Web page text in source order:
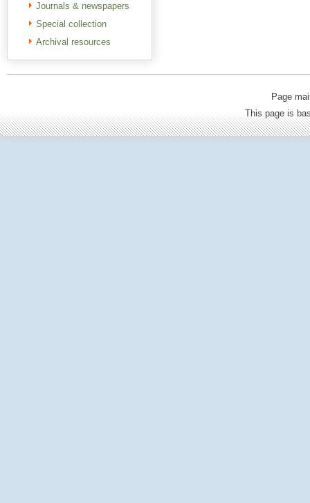
Journals & newspapers
Special collection
Archival resources
Page
This page is